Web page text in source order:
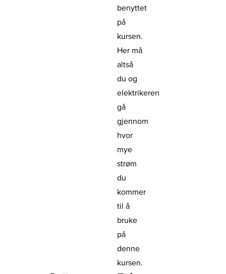
benyttet
på
kursen.
Her må
altså
du og
elektrikeren
gå
gjennom
hvor
mye
strøm
du
kommer
til å
bruke
på
denne
kursen.